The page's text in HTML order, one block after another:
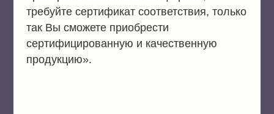
требуйте сертификат соответствия, только
так Вы сможете приобрести
сертифицированную и качественную
продукцию».